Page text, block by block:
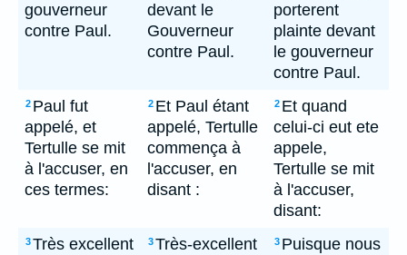
gouverneur
contre Paul.
devant le
Gouverneur
contre Paul.
porterent
plainte devant
le gouverneur
contre Paul.
2 Paul fut
appelé, et
Tertulle se mit
à l'accuser, en
ces termes:
2 Et Paul étant
appelé, Tertulle
commença à
l'accuser, en
disant :
2 Et quand
celui-ci eut ete
appele,
Tertulle se mit
à l'accuser,
disant:
3Très excellent
3Très-excellent
3 Puisque nous